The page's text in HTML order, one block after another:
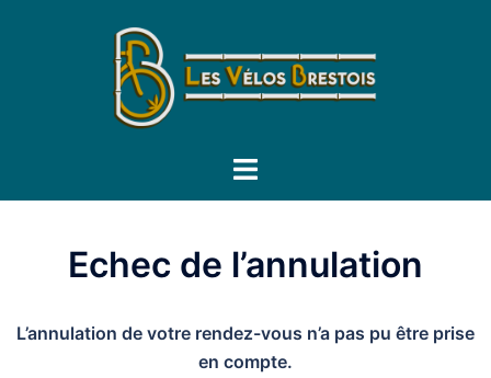
Ouvrir/fermer
Echec de l’annulation
L’annulation de votre rendez-vous n’a pas pu être prise
en compte.